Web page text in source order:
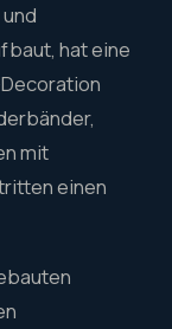
hat eine
mit
einen